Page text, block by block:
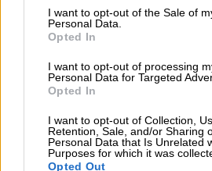
consent section.
I want to opt-out of the Sale of
Personal Data.
Opted In
I want to opt-out of processing
Personal Data for Targeted
Opted In
I want to opt-out of Collection,
Retention, Sale, and/or Sharing
Personal Data that Is Unrelated
Purposes for which it was
Opted Out
τον έλεγχο των
Τουρκικές δυνάμεις
στο Τελ Ριφάατ.
Τον Δεκέμβριο, κατά τη
αστραπιαίας επίθεσης
που ανέτρεψε τον
τα πράγματα ανατράπηκαν